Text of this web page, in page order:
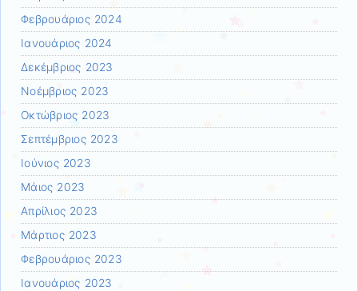
Φεβρουάριος 2024
Ιανουάριος 2024
Δεκέμβριος 2023
Νοέμβριος 2023
Οκτώβριος 2023
Σεπτέμβριος 2023
Ιούνιος 2023
Μάιος 2023
Απρίλιος 2023
Μάρτιος 2023
Φεβρουάριος 2023
Ιανουάριος 2023